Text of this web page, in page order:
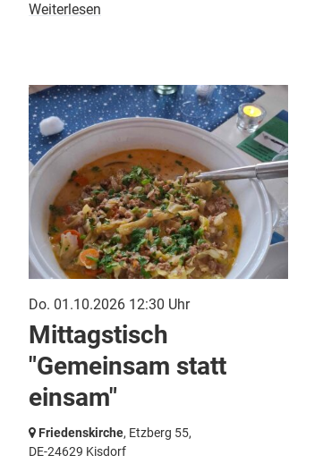
Weiterlesen
Do. 01.10.2026 12:30 Uhr
Mittagstisch
"Gemeinsam statt
einsam"
Friedenskirche, Etzberg 55,
DE-24629 Kisdorf